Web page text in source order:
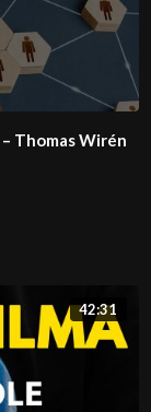
Thomas Wirén
42:31